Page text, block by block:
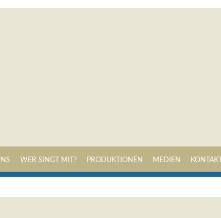
WER SINGT MIT? PRODUKTIONEN MEDIEN